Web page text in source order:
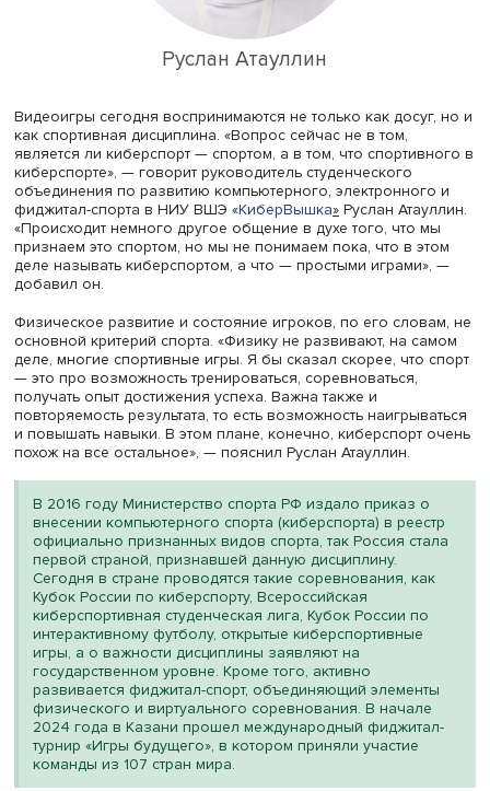
Руслан Атауллин
Видеоигры сегодня воспринимаются не только как
как спортивная дисциплина. «Вопрос сейчас не в том,
является ли киберспорт — спортом, а в том, что
киберспорте», — говорит руководитель студенческого
объединения по развитию компьютерного,
фиджитал-спорта в НИУ ВШЭ «КиберВышка»Руслан
«Происходит немного другое общение в духе того, что
признаем это спортом, но мы не понимаем пока, что в
деле называть киберспортом, а что — простыми
добавил он.
Физическое развитие и состояние игроков, по его
основной критерий спорта. «Физику не развивают, на
деле, многие спортивные игры. Я бы сказал скорее,
— это про возможность тренироваться, соревноваться,
получать опыт достижения успеха. Важна также и
повторяемость результата, то есть возможность
и повышать навыки. В этом плане, конечно,
похож на все остальное», — пояснил Руслан Атауллин.